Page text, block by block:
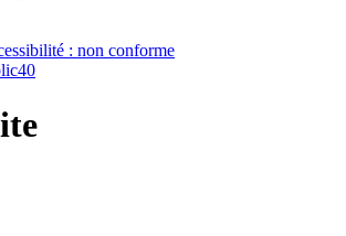
: non conforme